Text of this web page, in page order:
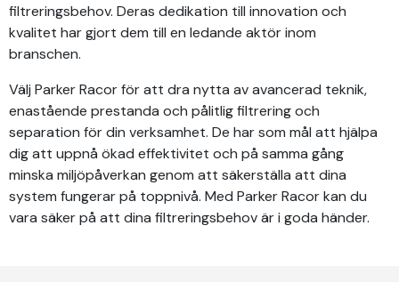
filtreringsbehov. Deras dedikation till innovation och
kvalitet har gjort dem till en ledande aktör inom
branschen.
Välj Parker Racor för att dra nytta av avancerad teknik,
enastående prestanda och pålitlig filtrering och
separation för din verksamhet. De har som mål att hjälpa
dig att uppnå ökad effektivitet och på samma gång
minska miljöpåverkan genom att säkerställa att dina
system fungerar på toppnivå. Med Parker Racor kan du
vara säker på att dina filtreringsbehov är i goda händer.